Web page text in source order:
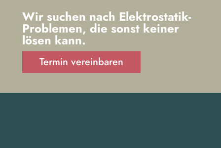
Wir suchen nach Elektrostatik-
Problemen, die sonst keiner
lösen kann.
Termin vereinbaren